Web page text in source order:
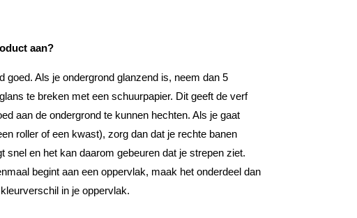
aan?
goed. Als je ondergrond glanzend is, neem dan 5
te breken met een schuurpapier. Dit geeft de verf
aan de ondergrond te kunnen hechten. Als je gaat
roller of een kwast), zorg dan dat je rechte banen
snel en het kan daarom gebeuren dat je strepen ziet.
begint aan een oppervlak, maak het onderdeel dan
in je oppervlak.